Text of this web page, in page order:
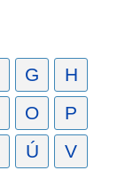
G
H
O
P
Ú
V